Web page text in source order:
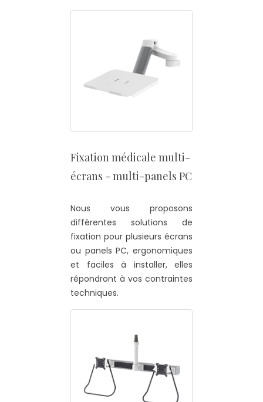
Fixation médicale multi-
écrans - multi-panels PC
Nous vous proposons
différentes solutions de
fixation pour plusieurs écrans
ou panels PC, ergonomiques
et faciles à installer, elles
répondront à vos contraintes
techniques.